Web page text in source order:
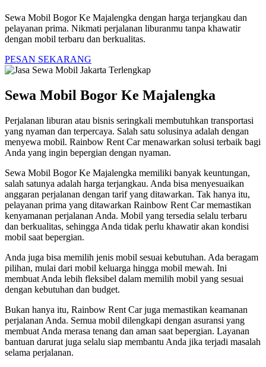
Sewa Mobil Bogor Ke Majalengka dengan harga terjangkau dan
pelayanan prima. Nikmati perjalanan liburanmu tanpa khawatir
dengan mobil terbaru dan berkualitas.
PESAN SEKARANG
Sewa Mobil Bogor Ke Majalengka
Perjalanan liburan atau bisnis seringkali membutuhkan transportasi
yang nyaman dan terpercaya. Salah satu solusinya adalah dengan
menyewa mobil. Rainbow Rent Car menawarkan solusi terbaik bagi
Anda yang ingin bepergian dengan nyaman.
Sewa Mobil Bogor Ke Majalengka memiliki banyak keuntungan,
salah satunya adalah harga terjangkau. Anda bisa menyesuaikan
anggaran perjalanan dengan tarif yang ditawarkan. Tak hanya itu,
pelayanan prima yang ditawarkan Rainbow Rent Car memastikan
kenyamanan perjalanan Anda. Mobil yang tersedia selalu terbaru
dan berkualitas, sehingga Anda tidak perlu khawatir akan kondisi
mobil saat bepergian.
Anda juga bisa memilih jenis mobil sesuai kebutuhan. Ada beragam
pilihan, mulai dari mobil keluarga hingga mobil mewah. Ini
membuat Anda lebih fleksibel dalam memilih mobil yang sesuai
dengan kebutuhan dan budget.
Bukan hanya itu, Rainbow Rent Car juga memastikan keamanan
perjalanan Anda. Semua mobil dilengkapi dengan asuransi yang
membuat Anda merasa tenang dan aman saat bepergian. Layanan
bantuan darurat juga selalu siap membantu Anda jika terjadi masalah
selama perjalanan.